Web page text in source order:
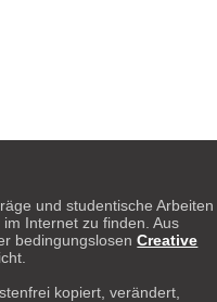
und studentische Arbeiten
Internet zu finden. Aus
bedingungslosenCreative
kopiert, verändert,